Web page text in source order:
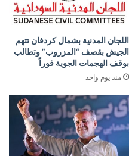
اللجان المدنية بشمال كردفان تتهم
الجيش بقصف “المزروب” وتطالب
بوقف الهجمات الجوية فوراً
منذ يوم واحد